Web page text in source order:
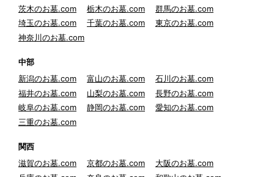
茨木のお墓.com
栃木のお墓.com
群馬のお墓.com
埼玉のお墓.com
千葉のお墓.com
東京のお墓.com
神奈川のお墓.com
中部
新潟のお墓.com
富山のお墓.com
石川のお墓.com
福井のお墓.com
山梨のお墓.com
長野のお墓.com
岐阜のお墓.com
静岡のお墓.com
愛知のお墓.com
三重のお墓.com
関西
滋賀のお墓.com
京都のお墓.com
大阪のお墓.com